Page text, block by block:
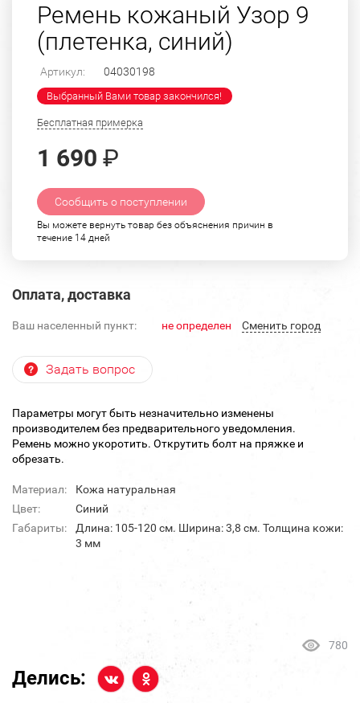
Ремень кожаный Узор 9
(плетенка, синий)
Артикул: 04030198
Выбранный Вами товар закончился!
Бесплатная примерка
1 690 ₽
Сообщить о поступлении
Вы можете вернуть товар без объяснения причин в
течение 14 дней
Оплата, доставка
Ваш населенный пункт: не определен Cменить город
Задать вопрос
Параметры могут быть незначительно изменены
производителем без предварительного уведомления.
Ремень можно укоротить. Открутить болт на пряжке и
обрезать.
Материал:
Кожа натуральная
Цвет:
Синий
Габариты:
Длина: 105-120 см. Ширина: 3,8 см. Толщина кожи:
3 мм
780
Делись: